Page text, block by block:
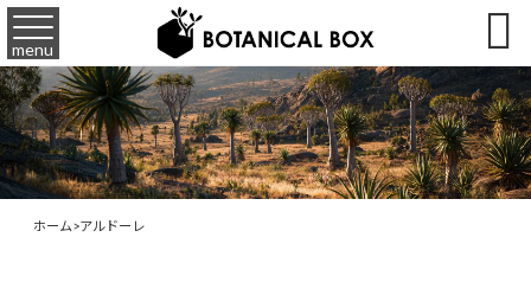
menu 
ホーム>アルドーレ